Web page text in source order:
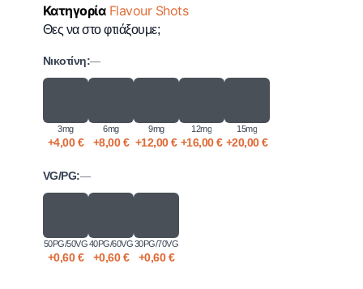
Κατηγορία Flavour Shots
Θες να στο φτιάξουμε;
Νικοτίνη:—
3mg
+4,00€
6mg
+8,00€
9mg
+12,00€
12mg
+16,00€
15mg
+20,00€
VG/PG:—
50PG/50VG
+0,60€
40PG/60VG
+0,60€
30PG/70VG
+0,60€